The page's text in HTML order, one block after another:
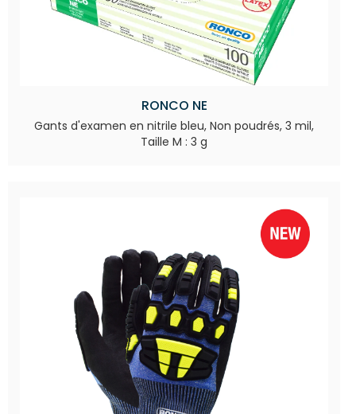
RONCO NE
Gants d'examen en nitrile bleu, Non poudrés, 3 mil,
Taille M : 3 g